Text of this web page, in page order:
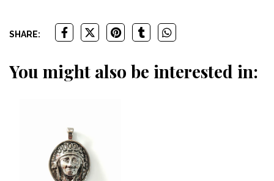
SHARE:
You might also be interested in: